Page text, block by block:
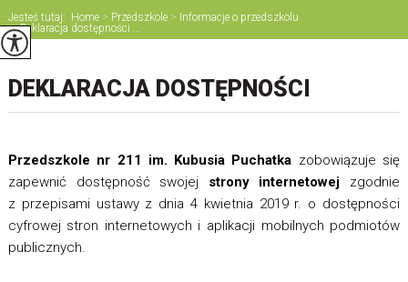
Jesteś tutaj: Home > Przedszkole > Informacje o przedszkolu
> Deklaracja dostępności ...
DEKLARACJA DOSTĘPNOŚCI
Przedszkole nr 211 im. Kubusia Puchatka zobowiązuje się
zapewnić dostępność swojej strony internetowej zgodnie
z przepisami ustawy z dnia 4 kwietnia 2019 r. o dostępności
cyfrowej stron internetowych i aplikacji mobilnych podmiotów
publicznych.